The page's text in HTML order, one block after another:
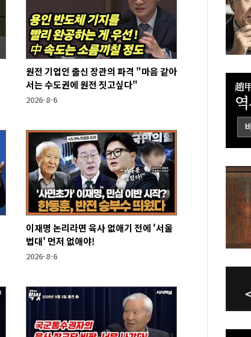
원전 기업인 출신 장관의 파격 "마음 같아
서는 수도권에 원전 짓고싶다"
2026-8-6
이재명 논리라면 육사 없애기 전에 '서울
법대' 먼저 없애야!
2026-8-6